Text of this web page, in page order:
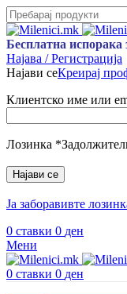
Бесплатна испорака
Најава / Регистрација
Најави сеКреирај
Клиентско име или
Лозинка *
Најави се
Ја заборавивте
0 ставки 0 ден
Мени
0 ставки 0 ден